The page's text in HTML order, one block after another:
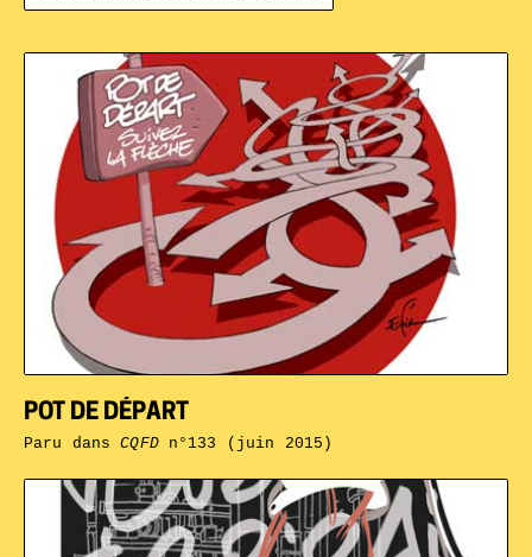
POT DE DÉPART
Paru dansCQFDn°133 (juin 2015)